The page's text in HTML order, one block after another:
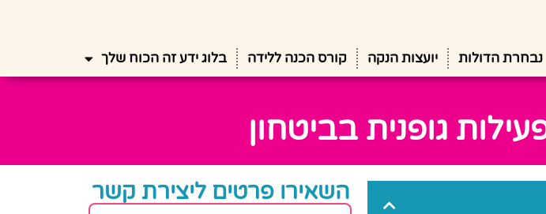
נבחרת הדולות יועצות הנקה קורס הכנה ללידה בלוג ידע זה הכוח שלך
גופנית בביטחון
השאירו פרטים ליצירת קשר